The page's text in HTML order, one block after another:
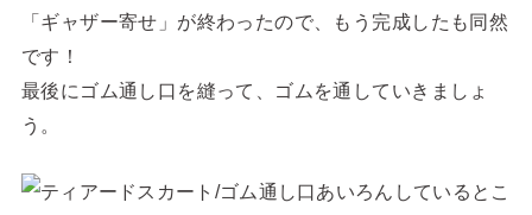
「ギャザー寄せ」が終わったので、もう完成したも同然
です！
最後にゴム通し口を縫って、ゴムを通していきましょ
う。